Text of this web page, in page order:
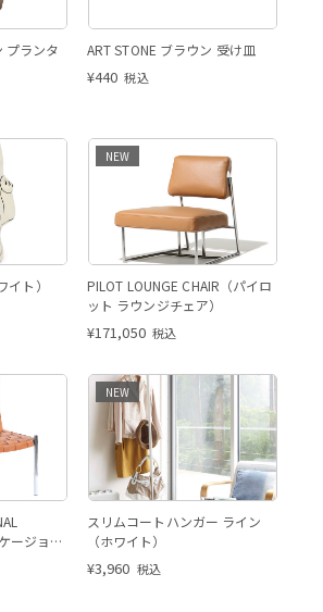
プランタ
ART STONE ブラウン 受け皿
¥440 税込
ト）
NEW
PILOT LOUNGE CHAIR（パイロ
ット ラウンジチェア）
¥171,050 税込
ージョナ
NEW
スリムコートハンガー ライン
（ホワイト）
¥3,960 税込